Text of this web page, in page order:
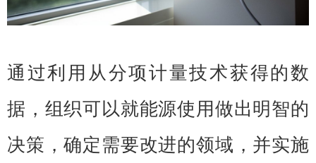
通过利用从分项计量技术获得的数
据，组织可以就能源使用做出明智的
决策，确定需要改进的领域，并实施